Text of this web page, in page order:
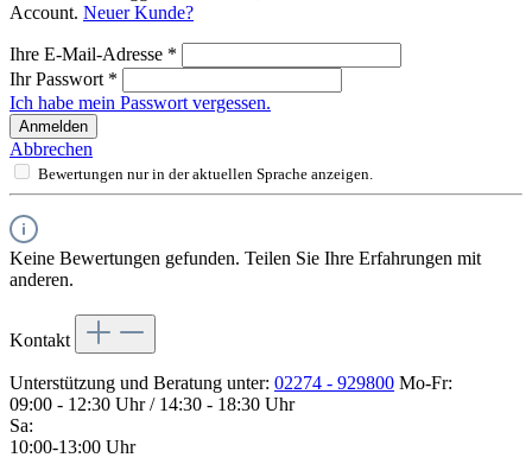
Account. Neuer Kunde?
Ihre E-Mail-Adresse *
Ihr Passwort *
Ich habe mein Passwort vergessen.
Anmelden
Abbrechen
Bewertungen nur in der aktuellen Sprache anzeigen.
Keine Bewertungen gefunden. Teilen Sie Ihre Erfahrungen mit
anderen.
Kontakt
Unterstützung und Beratung unter: 02274 - 929800 Mo-Fr:
09:00 - 12:30 Uhr / 14:30 - 18:30 Uhr
Sa:
10:00-13:00 Uhr